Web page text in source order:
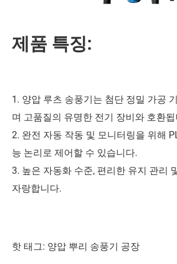
제품 특징:
1. 양압 루츠 송풍기는 첨단 정밀 가공
며 고품질의 유명한 전기 장비와 호환됩
2. 완전 자동 작동 및 모니터링을 위해
능 논리로 제어할 수 있습니다.
3. 높은 자동화 수준, 편리한 유지 관리
자랑합니다.
핫 태그: 양압 뿌리 송풍기 공장